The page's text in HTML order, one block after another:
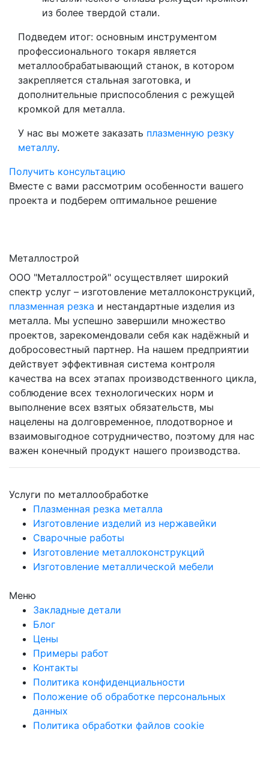
из более твердой стали.
Подведем итог: основным инструментом
профессионального токаря является
металлообрабатывающий станок, в котором
закрепляется стальная заготовка, и
дополнительные приспособления с режущей
кромкой для металла.
У нас вы можете заказать плазменную резку
металлу.
Получить консультацию
Вместе с вами рассмотрим особенности вашего
проекта и подберем оптимальное решение
Металлострой
ООО "Металлострой" осуществляет широкий
спектр услуг – изготовление металлоконструкций,
плазменная резка и нестандартные изделия из
металла. Мы успешно завершили множество
проектов, зарекомендовали себя как надёжный и
добросовестный партнер. На нашем предприятии
действует эффективная система контроля
качества на всех этапах производственного цикла,
соблюдение всех технологических норм и
выполнение всех взятых обязательств, мы
нацелены на долговременное, плодотворное и
взаимовыгодное сотрудничество, поэтому для нас
важен конечный продукт нашего производства.
Услуги по металлообработке
Плазменная резка металла
Изготовление изделий из нержавейки
Сварочные работы
Изготовление металлоконструкций
Изготовление металлической мебели
Меню
Закладные детали
Блог
Цены
Примеры работ
Контакты
Политика конфиденциальности
Положение об обработке персональных
данных
Политика обработки файлов cookie